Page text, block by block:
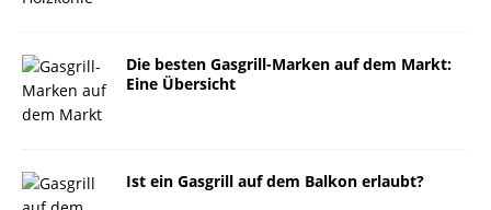
Die besten Gasgrill-Marken auf dem Markt:
Eine Übersicht
Ist ein Gasgrill auf dem Balkon erlaubt?